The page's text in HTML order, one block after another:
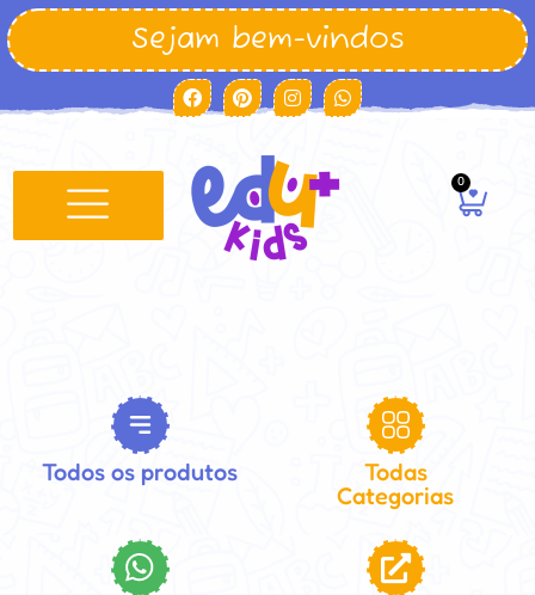
Sejam bem-vindos
0
Todos os produtos
Todas
Categorias